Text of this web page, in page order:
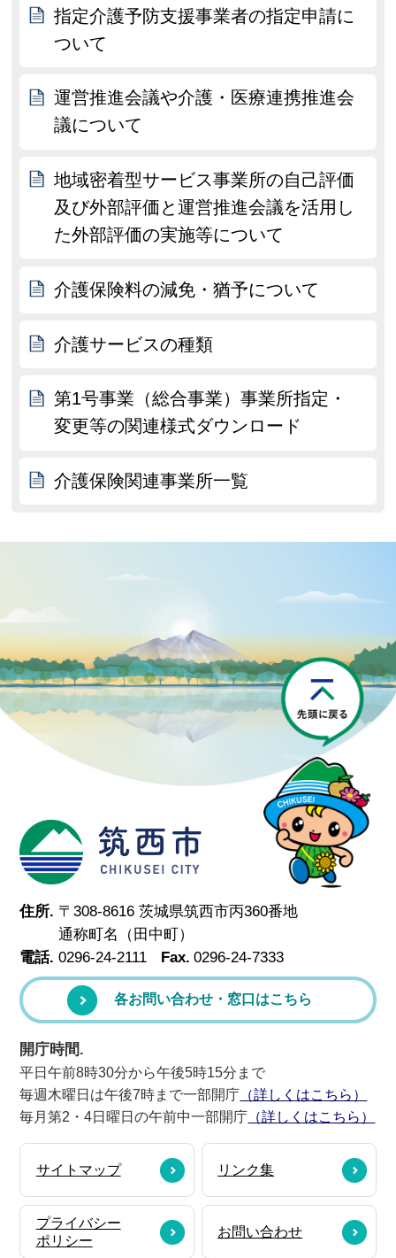
指定介護予防支援事業者の指定申請に
ついて
運営推進会議や介護・医療連携推進会
議について
地域密着型サービス事業所の自己評価
及び外部評価と運営推進会議を活用し
た外部評価の実施等について
介護保険料の減免・猶予について
介護サービスの種類
第1号事業（総合事業）事業所指定・
変更等の関連様式ダウンロード
介護保険関連事業所一覧
筑西市
住所. 〒308-8616 茨城県筑西市丙360番地
通称町名（田中町）
電話. 0296-24-2111 Fax. 0296-24-7333
各お問い合わせ・窓口はこちら
開庁時間.
平日午前8時30分から午後5時15分まで
毎週木曜日は午後7時まで一部開庁 （詳しくはこちら）
毎月第2・4日曜日の午前中一部開庁 （詳しくはこちら）
サイトマップ リンク集
プライバシー
ポリシー
お問い合わせ